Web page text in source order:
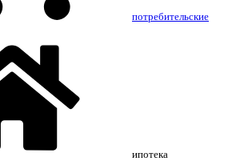
потребительские
ипотека